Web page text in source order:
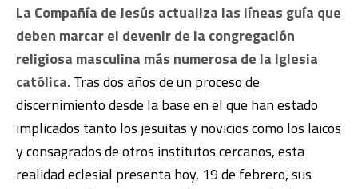
La Compañía de Jesús actualiza las líneas guía que
deben marcar el devenir de la congregación
religiosa masculina más numerosa de la Iglesia
católica.Tras dos años de un proceso de
discernimiento desde la base en el que han estado
implicados tanto los jesuitas y novicios como los laicos
y consagrados de otros institutos cercanos, esta
realidad eclesial presenta hoy, 19 de febrero, sus